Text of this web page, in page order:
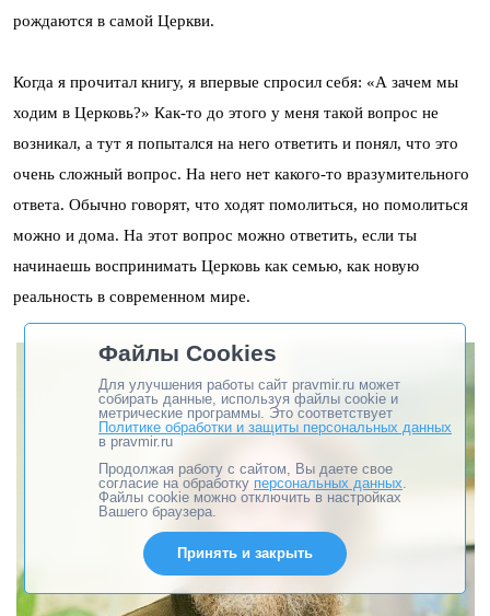
рождаются в самой Церкви.
Когда я прочитал книгу, я впервые спросил себя: «А зачем мы
ходим в Церковь?» Как-то до этого у меня такой вопрос не
возникал, а тут я попытался на него ответить и понял, что это
очень сложный вопрос. На него нет какого-то вразумительного
ответа. Обычно говорят, что ходят помолиться, но помолиться
можно и дома. На этот вопрос можно ответить, если ты
начинаешь воспринимать Церковь как семью, как новую
реальность в современном мире.
Файлы Cookies
Для улучшения работы сайт pravmir.ru может
собирать данные, используя файлы cookie и
метрические программы. Это соответствует
Политике обработки и защиты персональных данных
в pravmir.ru
Продолжая работу с сайтом, Вы даете свое
согласие на обработку персональных данных.
Файлы cookie можно отключить в настройках
Вашего браузера.
Принять и закрыть